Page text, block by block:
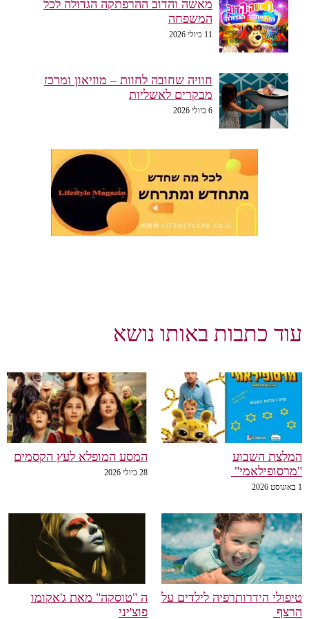
מאשה והדוב ההרפתקה הגדולה לכל
המשפחה
11 ביולי 2026
חוויה שחובה לחוות – מוזיאון ומרכז
מבקרים לאשליות
6 ביולי 2026
כתבות באותו נושא
השבוע
המסע המופלא לעץ הקסמים
הידרותרפיה לילדים על
ה "טוסקה" מאת ג'אקומו
פוצ'יני